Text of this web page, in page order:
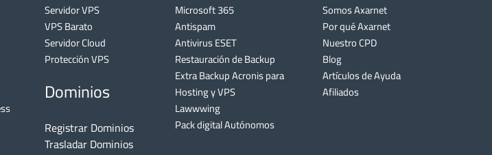
Servidor VPS
VPS Barato
Servidor Cloud
Protección VPS
Dominios
Registrar Dominios
Trasladar Dominios
Microsoft 365
Antispam
Antivirus ESET
Restauración de Backup
Extra Backup Acronis para
Hosting y VPS
Lawwwing
Pack digital Autónomos
Somos Axarnet
Por qué Axarnet
Nuestro CPD
Blog
Artículos de Ayuda
Afiliados